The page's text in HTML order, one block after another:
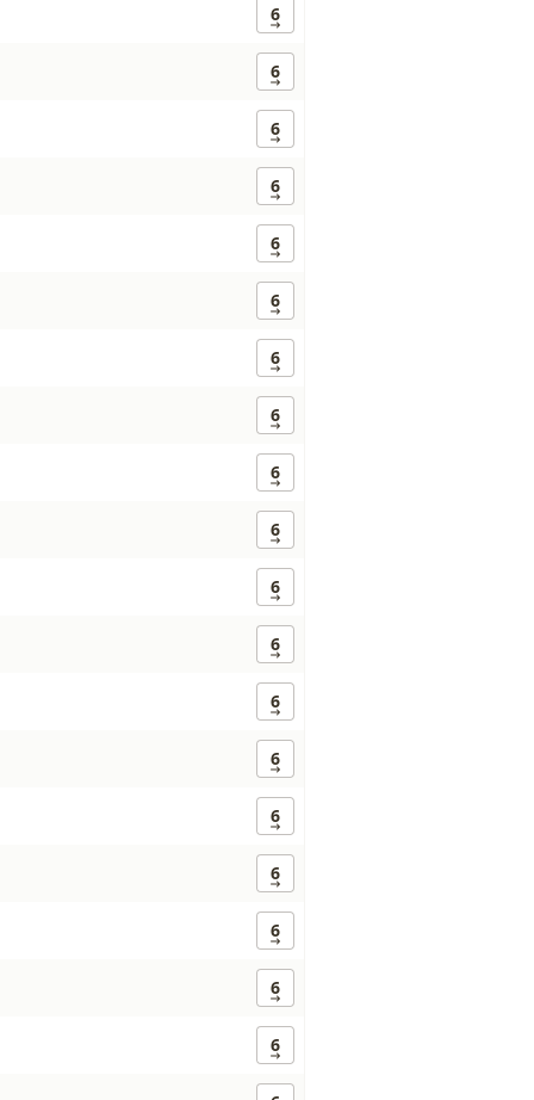
6
6
6
6
6
6
6
6
6
6
6
6
6
6
6
6
6
6
6